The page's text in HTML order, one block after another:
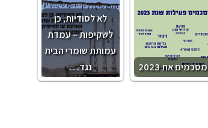
לא לסודיות, כן
לשקיפות – עמדת
עמותת שומרי הבית
נגד…
מסכמים את 2023